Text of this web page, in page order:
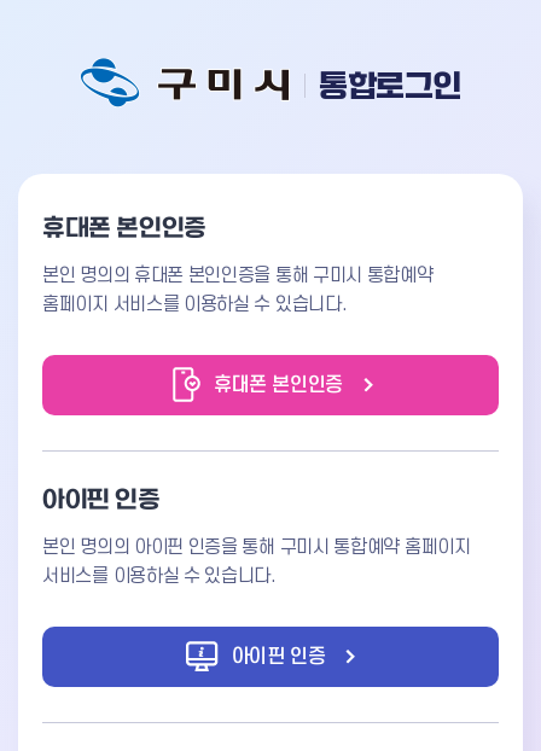
통합로그인
휴대폰 본인인증
본인 명의의 휴대폰 본인인증을 통해 구미시 통합예약
홈페이지 서비스를 이용하실 수 있습니다.
휴대폰 본인인증
아이핀 인증
본인 명의의 아이핀 인증을 통해 구미시 통합예약 홈페이지
서비스를 이용하실 수 있습니다.
아이핀 인증